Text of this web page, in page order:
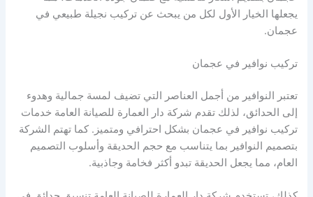
يجعلها الخيار الأول لكل من يبحث عن تركيب نجيلة طبيعي في
عجمان.
تركيب نوافير في عجمان
تعتبر النوافير من أجمل العناصر التي تضيف لمسة جمالية وهدوء
إلى الحدائق، لذلك تقدم شركة دار العمارة للصيانة العامة خدمات
تركيب نوافير في عجمان بشكل احترافي ومتميز. كما تهتم الشركة
بتصميم النوافير بما يتناسب مع حجم الحديقة وأسلوب التصميم
العام، مما يجعل الحديقة تبدو أكثر فخامة وجاذبية.